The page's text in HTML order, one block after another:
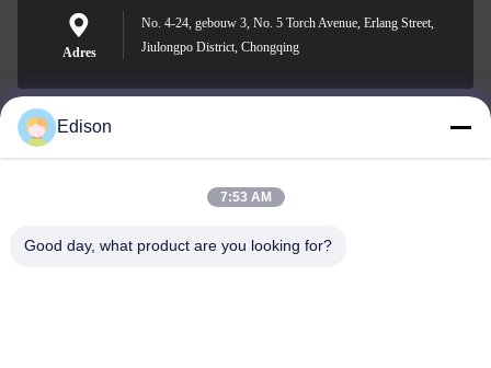
Adres
No. 4-24, gebouw 3, No. 5 Torch Avenue, Erlang Street,
Jiulongpo District, Chongqing
edisonzhan666@163.com
Edison
7:53 AM
Good day, what product are you looking for?